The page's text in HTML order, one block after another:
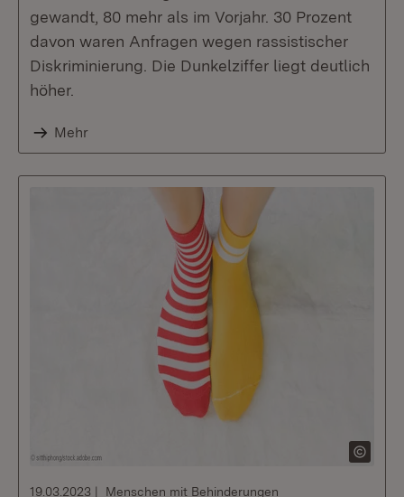
gewandt, 80 mehr als im Vorjahr. 30 Prozent
davon waren Anfragen wegen rassistischer
Diskriminierung. Die Dunkelziffer liegt deutlich
höher.
Mehr
19.03.2023 Menschen mit Behinderungen